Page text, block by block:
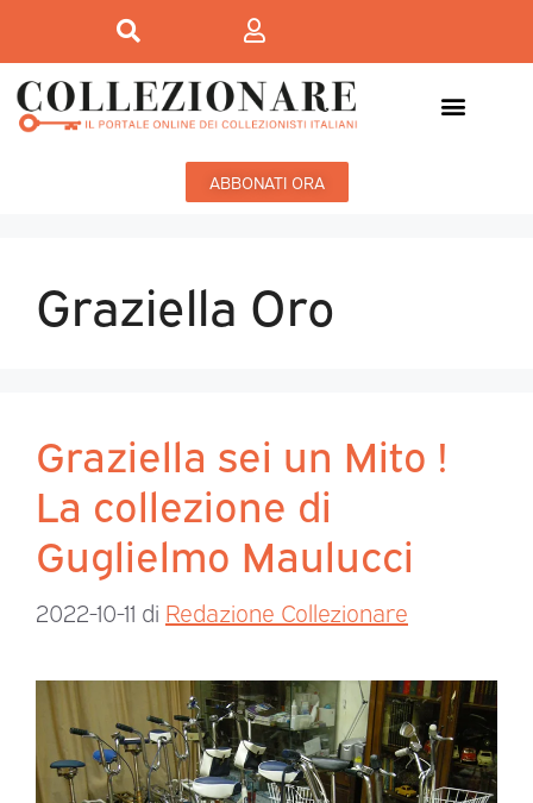
ABBONATI ORA
Graziella Oro
Graziella sei un Mito !
La collezione di
Guglielmo Maulucci
2022-10-11 di Redazione Collezionare